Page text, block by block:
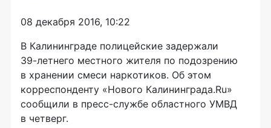
08 декабря 2016, 10:22
В Калининграде полицейские задержали
39-летнего местного жителя по подозрению
в хранении смеси наркотиков. Об этом
корреспонденту «Нового Калининграда.Ru»
сообщили в пресс-службе областного УМВД
в четверг.